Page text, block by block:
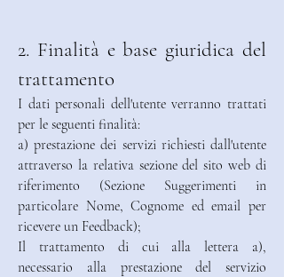
2. Finalità e base giuridica del
trattamento
I dati personali dell'utente verranno trattati
per le seguenti finalità:
a) prestazione dei servizi richiesti dall'utente
attraverso la relativa sezione del sito web di
riferimento (Sezione Suggerimenti in
particolare Nome, Cognome ed email per
ricevere un Feedback);
Il trattamento di cui alla lettera a),
necessario alla prestazione del servizio